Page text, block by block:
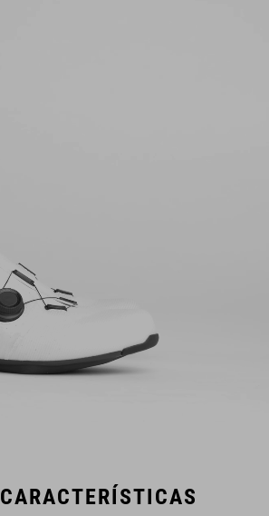
CARACTERÍSTICAS